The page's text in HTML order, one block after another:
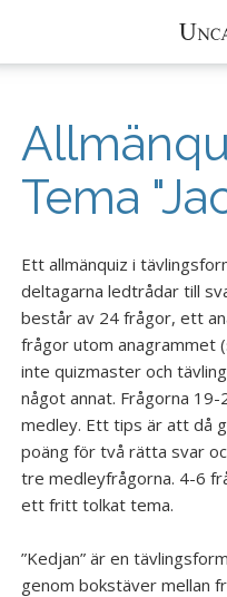
Aktuellt
Om Uncas Quiz
Musik
Zimmerband
Uncas Tribe
Uncas och den Andre
Kontakt
Tema
Ett allmänquiz i
deltagarna ledtrådar till
består av 24 frågor, ett
frågor utom anagrammet
inte quizmaster och
något annat. Frågorna
medley. Ett tips är att då
poäng för två rätta svar
tre medleyfrågorna. 4-6
ett fritt tolkat tema.
”Kedjan” är en
genom bokstäver mellan